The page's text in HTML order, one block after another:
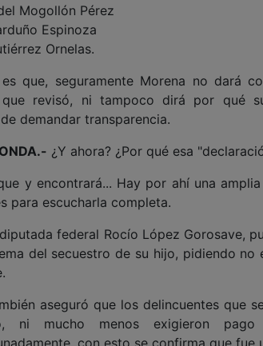
Mogollón Pérez
Espinoza
Ornelas.
que, seguramente Morena no dará
que revisó, ni tampoco dirá por qué
demandar transparencia.
¿Y ahora? ¿Por qué esa
y encontrará... Hay por ahí una
para escucharla completa.
federal Rocío López Gorosave,
del secuestro de su hijo, pidiendo
aseguró que los delincuentes que
ni mucho menos exigieron
con esto se confirma que fue